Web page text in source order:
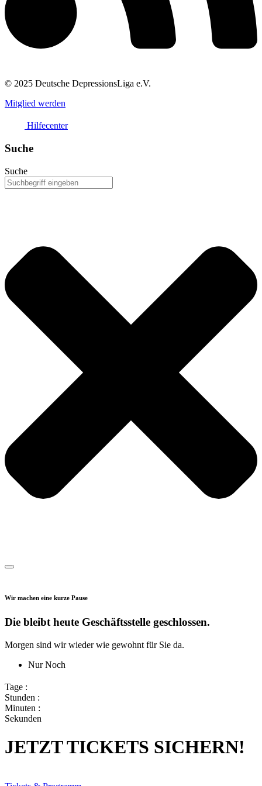
© 2025 Deutsche DepressionsLiga e.V.
Mitglied werden
Hilfecenter
Suche
Suche
Wir machen eine kurze Pause
Die bleibt heute Geschäftsstelle geschlossen.
Morgen sind wir wieder wie gewohnt für Sie da.
Nur Noch
Tage :
Stunden :
Minuten :
Sekunden
JETZT TICKETS SICHERN!